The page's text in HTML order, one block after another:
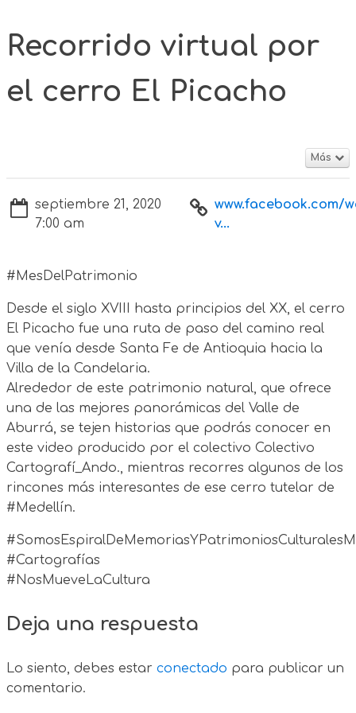
Recorrido virtual por
el cerro El Picacho
Más
septiembre 21, 2020
7:00 am
www.facebook.com/
v...
#MesDelPatrimonio
Desde el siglo XVIII hasta principios del XX, el cerro
El Picacho fue una ruta de paso del camino real
que venía desde Santa Fe de Antioquia hacia la
Villa de la Candelaria.
Alrededor de este patrimonio natural, que ofrece
una de las mejores panorámicas del Valle de
Aburrá, se tejen historias que podrás conocer en
este video producido por el colectivo Colectivo
Cartografí_Ando., mientras recorres algunos de los
rincones más interesantes de ese cerro tutelar de
#Medellín.
#Cartografías
#NosMueveLaCultura
Deja una respuesta
Lo siento, debes estar conectado para publicar un
comentario.